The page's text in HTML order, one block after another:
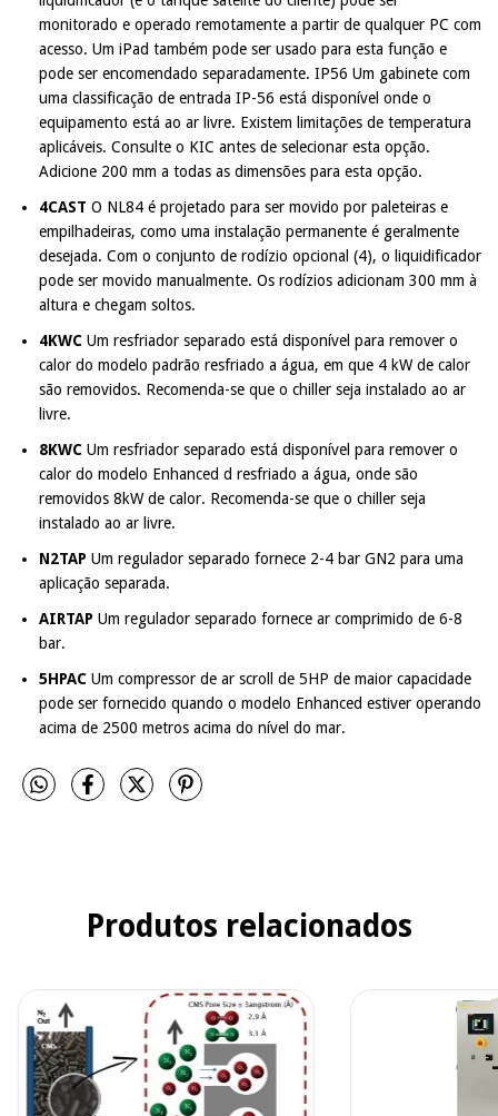
monitorado e operado remotamente a partir de qualquer PC com
acesso. Um iPad também pode ser usado para esta função e
pode ser encomendado separadamente. IP56 Um gabinete com
uma classificação de entrada IP-56 está disponível onde o
equipamento está ao ar livre. Existem limitações de temperatura
aplicáveis. Consulte o KIC antes de selecionar esta opção.
Adicione 200 mm a todas as dimensões para esta opção.
4CAST O NL84 é projetado para ser movido por paleteiras e
empilhadeiras, como uma instalação permanente é geralmente
desejada. Com o conjunto de rodízio opcional (4), o liquidificador
pode ser movido manualmente. Os rodízios adicionam 300 mm à
altura e chegam soltos.
4KWC Um resfriador separado está disponível para remover o
calor do modelo padrão resfriado a água, em que 4 kW de calor
são removidos. Recomenda-se que o chiller seja instalado ao ar
livre.
8KWC Um resfriador separado está disponível para remover o
calor do modelo Enhanced d resfriado a água, onde são
removidos 8kW de calor. Recomenda-se que o chiller seja
instalado ao ar livre.
N2TAP Um regulador separado fornece 2-4 bar GN2 para uma
aplicação separada.
AIRTAP Um regulador separado fornece ar comprimido de 6-8
bar.
5HPAC Um compressor de ar scroll de 5HP de maior capacidade
pode ser fornecido quando o modelo Enhanced estiver operando
acima de 2500 metros acima do nível do mar.
Produtos relacionados